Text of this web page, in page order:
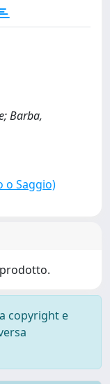
Barba,
o Saggio)
copyright e